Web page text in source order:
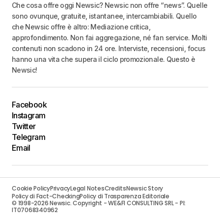
Che cosa offre oggi Newsic? Newsic non offre “news”. Quelle
sono ovunque, gratuite, istantanee, intercambiabili. Quello
che Newsic offre è altro: Mediazione critica,
approfondimento. Non fai aggregazione, né fan service. Molti
contenuti non scadono in 24 ore. Interviste, recensioni, focus
hanno una vita che supera il ciclo promozionale. Questo è
Newsic!
Facebook
Instagram
Twitter
Telegram
Email
Cookie PolicyPrivacyLegal NotesCreditsNewsic Story
Policy di Fact-CheckingPolicy di Trasparenza Editoriale
© 1998-2026 Newsic. Copyright - WE&FI CONSULTING SRL - PI:
IT07068340962